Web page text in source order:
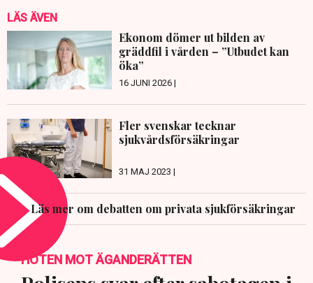
LÄS ÄVEN
Ekonom dömer ut bilden av
gräddfil i vården – ”Utbudet kan
öka”
16 JUNI 2026 |
Fler svenskar tecknar
sjukvårdsförsäkringar
31 MAJ 2023 |
Läs mer om debatten om privata sjukförsäkringar
HOTEN MOT ÄGANDERÄTTEN